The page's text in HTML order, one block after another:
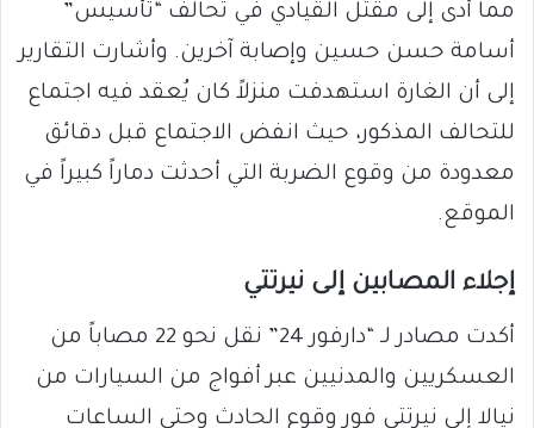
مما أدى إلى مقتل القيادي في تحالف “تأسيس”
أسامة حسن حسين وإصابة آخرين. وأشارت التقارير
إلى أن الغارة استهدفت منزلاً كان يُعقد فيه اجتماع
للتحالف المذكور، حيث انفض الاجتماع قبل دقائق
معدودة من وقوع الضربة التي أحدثت دماراً كبيراً في
الموقع.
إجلاء المصابين إلى نيرتتي
أكدت مصادر لـ “دارفور 24” نقل نحو 22 مصاباً من
العسكريين والمدنيين عبر أفواج من السيارات من
نيالا إلى نيرتتي فور وقوع الحادث وحتى الساعات